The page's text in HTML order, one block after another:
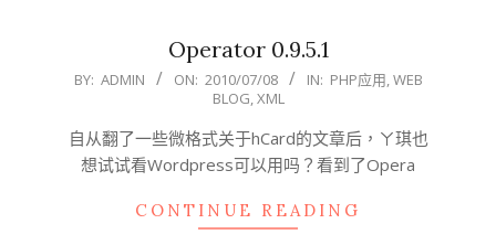
Operator 0.9.5.1
2010-
08
BY: ADMIN ON: 2010/07/08 IN: PHP应用,WEB
BLOG,XML
自从翻了一些微格式关于hCard的文章后，ㄚ琪也
想试试看Wordpress可以用吗？看到了Opera
CONTINUE READING